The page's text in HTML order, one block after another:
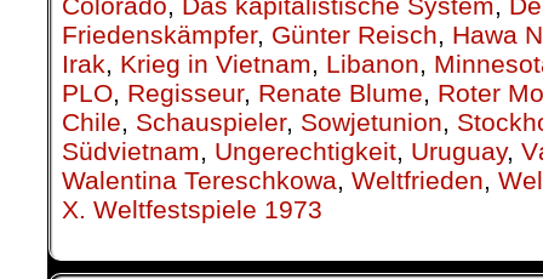
Friedenskämpfer, Günter Reisch, Hawa
Irak, Krieg in Vietnam, Libanon,
PLO, Regisseur, Renate Blume, Roter
Chile, Schauspieler, Sowjetunion,
Südvietnam, Ungerechtigkeit, Uruguay,
Walentina Tereschkowa, Weltfrieden,
X. Weltfestspiele 1973